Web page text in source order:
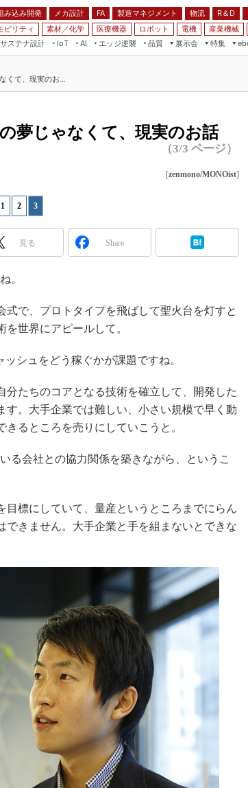
み込み開発 メカ設計 FA 製造マネジメント 物流 R＆D
ビリティ 素材／化学 医療機器 ロボット 電機 産業機械
サステナ設計
IoT
AI
エッジ逆襲 品質
展示会
JIMTOF
IIFES
TECHNO-FRONTIER
人テク展
スマート工場EXPO
EdgeTech+
特集
フィールドサービス
Windows Embedded
車載ソフト開発
3Dプリンタ
デジタルツインとCAE
S＆OP
イノベーション
製造業ビッグデータ
植物工場
海外生産
グローバル設計・開発
新型コロナへの対応
くて、現実のお...
夢じゃなくて、現実のお話
（3/3 ページ）
[zenmono/MONOist]
1 2 3
見る Share
。
で、プロトタイプを飛ばして聖火台を灯すと
世界にアピールして。
シュをどう稼ぐかが課題ですね。
たちのコアとなる技術を確立して、開発した
。大手企業では難しい、小さい規模で早く動
るところを売りにしていこうと。
る会社との協力関係を築きながら、というこ
標にしていて、量産というところまでにらん
できません。大手企業と手を組まないとできな